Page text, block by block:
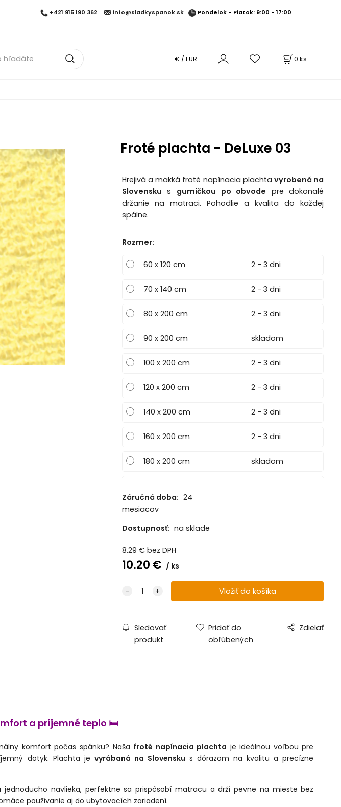
+421 915 190 362 info@sladkyspanok.sk Pondelok - Piatok: 9:00 - 17:00
0 ks
€ / EUR
Froté plachta - DeLuxe 03
Hrejivá a mäkká froté napínacia plachtavyrobená na
Slovensku s gumičkou po obvode pre dokonalé
držanie na matraci. Pohodlie a kvalita do každej
spálne.
Rozmer:
60 x 120 cm 2 - 3 dni
70 x 140 cm 2 - 3 dni
80 x 200 cm 2 - 3 dni
90 x 200 cm skladom
100 x 200 cm 2 - 3 dni
120 x 200 cm 2 - 3 dni
140 x 200 cm 2 - 3 dni
160 x 200 cm 2 - 3 dni
180 x 200 cm skladom
90 x 220 cm
120 x 220 cm
140 x 220 cm
160 x 220 cm 2 - 3 dni
200 x 220 cm
Záručná doba: 24
mesiacov
Dostupnosť: na sklade
8.29 € bez DPH
10.20 € ks
Sledovať
produkt
Pridať do
obľúbených
Zdielať
a príjemné teplo 🛏️
komfort počas spánku? Naša froté napínacia plachta je ideálnou voľbou pre
dotyk. Plachta je vyrábaná na Slovensku s dôrazom na kvalitu a precízne
jednoducho navlieka, perfektne sa prispôsobí matracu a drží pevne na mieste bez
používanie aj do ubytovacích zariadení.